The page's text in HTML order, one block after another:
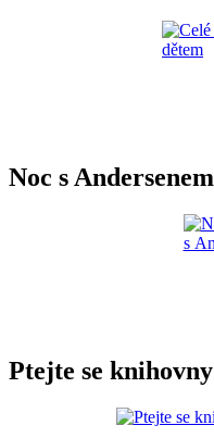
Noc s Andersenem
Ptejte se knihovny